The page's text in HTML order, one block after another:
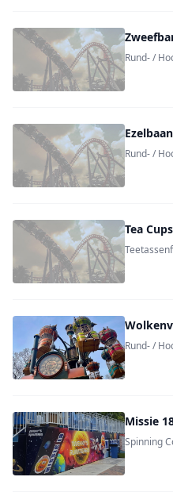
Rund- /
Ezelbaan
Rund- /
Tea Cups
Rund- /
Missie
Spinning